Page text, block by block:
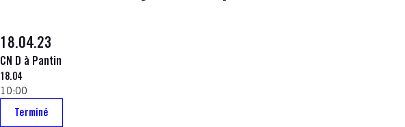
18.04.23
CN D à Pantin
18.04
10:00
Terminé